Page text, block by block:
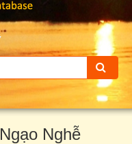
Nghễ